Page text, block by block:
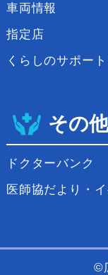
車両情報
指定店
くらしのサポー
その
ドクターバンク
医師協だより・
©